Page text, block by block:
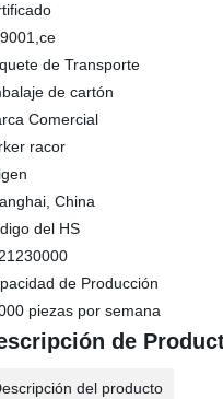
de Transporte
de cartón
Comercial
racor
China
del HS
de Producción
piezas por semana
de
del producto